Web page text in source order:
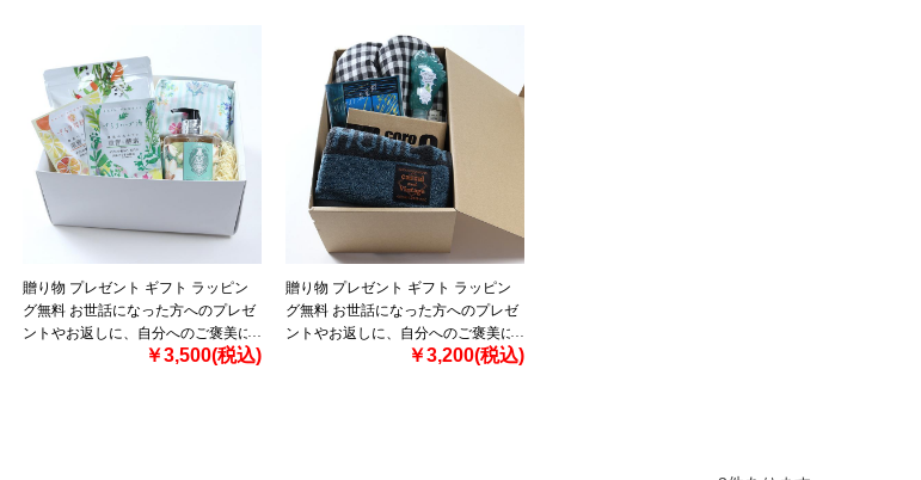
贈り物 プレゼント ギフト ラッピン
グ無料 お世話になった方へのプレゼ
ントやお返しに、自分へのご褒美に
最適なソープギフトセット gift-03l
￥3,500(税込)
贈り物 プレゼント ギフト ラッピン
グ無料 お世話になった方へのプレゼ
ントやお返しに、自分へのご褒美に
最適な生活雑貨プチギフト gift-02m
￥3,200(税込)